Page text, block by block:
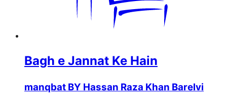
Bagh e Jannat Ke Hain
manqbat BY Hassan Raza Khan Barelvi